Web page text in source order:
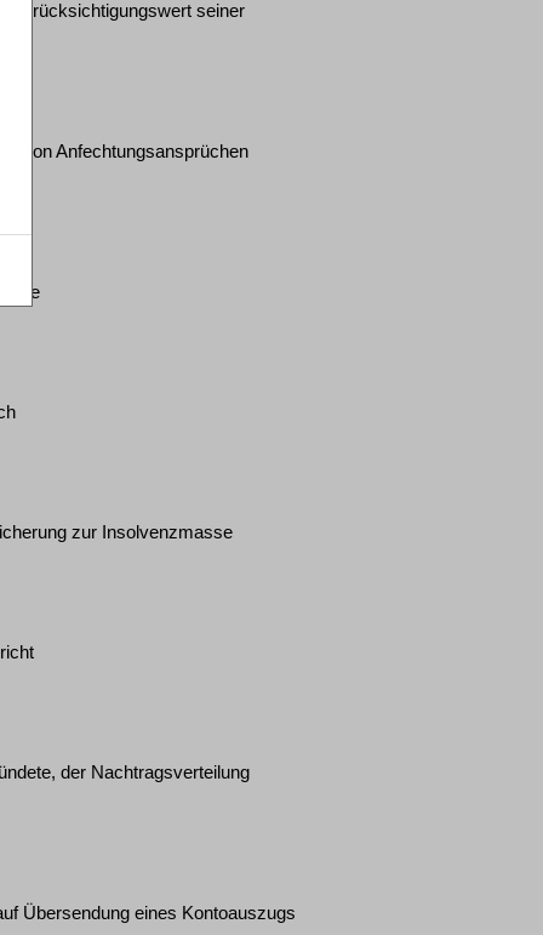
Berücksichtigungswert seiner
von Anfechtungsansprüchen
zur Insolvenzmasse
der Nachtragsverteilung
Übersendung eines Kontoauszugs